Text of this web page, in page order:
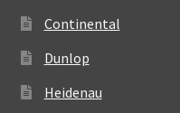
Continental
Dunlop
Heidenau